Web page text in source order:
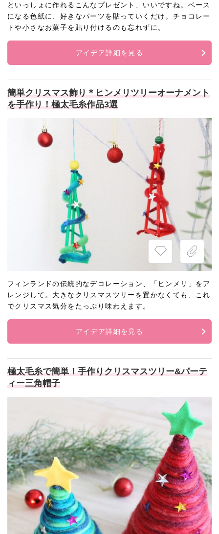
といっしょに作れるこんなプレゼント、いいですね。ベース
になる色紙に、好きなパーツを貼っていくだけ。チョコレー
トや小さなお菓子を貼り付けるのも忘れずに。
アイデア詳細を見る
簡単クリスマス飾り＊ヒンメリツリーオーナメント
を手作り！極太毛糸作品3選
フィンランドの伝統的なデコレーション、「ヒンメリ」をア
レンジして。大きなクリスマスツリーを置かなくても、これ
でクリスマス気分をたっぷり味わえます。
アイデア詳細を見る
極太毛糸で簡単！手作りクリスマスツリー&パーテ
ィー三角帽子